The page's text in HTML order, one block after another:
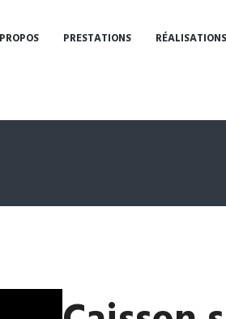
PRESTATIONS RÉALISATIONS